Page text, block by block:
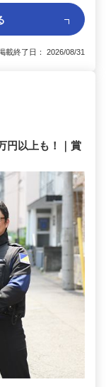
終了日： 2026/08/31
円以上も！｜賞